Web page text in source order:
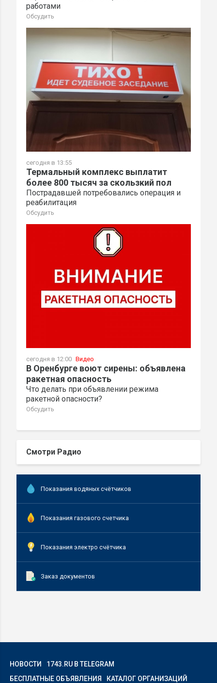
работами
Обсудить
сегодня в 13:55
Термальный комплекс выплатит
более 800 тысяч за скользкий пол
Пострадавшей потребовались операция и
реабилитация
Обсудить
сегодня в 12:00 Видео
В Оренбурге воют сирены: объявлена
ракетная опасность
Что делать при объявлении режима
ракетной опасности?
Обсудить
Смотри Радио
Показания водяных счётчиков
Показания газового счетчика
Показания электро счётчика
Заказ документов
НОВОСТИ
1743.RU В TELEGRAM
БЕСПЛАТНЫЕ ОБЪЯВЛЕНИЯ
КАТАЛОГ ОРГАНИЗАЦИЙ